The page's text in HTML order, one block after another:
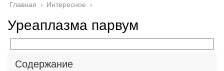
Главная › Интересное ›
Уреаплазма парвум
Содержание